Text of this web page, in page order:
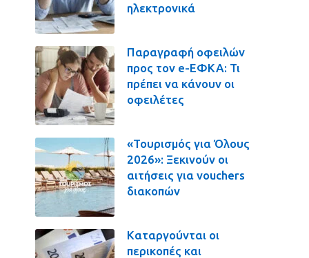
ηλεκτρονικά
Παραγραφή οφειλών
προς τον e-ΕΦΚΑ: Τι
πρέπει να κάνουν οι
οφειλέτες
«Τουρισμός για Όλους
2026»: Ξεκινούν οι
αιτήσεις για vouchers
διακοπών
Καταργούνται οι
περικοπές και